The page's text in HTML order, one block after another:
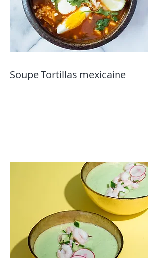
Soupe Tortillas mexicaine